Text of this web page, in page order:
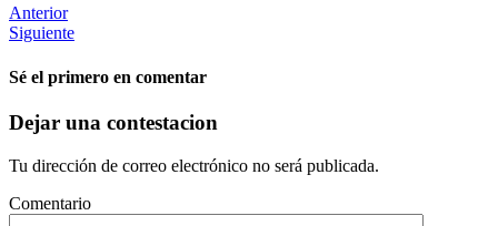
Anterior
Siguiente
Sé el primero en comentar
Dejar una contestacion
Tu dirección de correo electrónico no será publicada.
Comentario